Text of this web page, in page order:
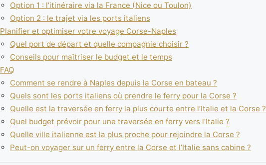
Option 1 : l’itinéraire via la France (Nice ou Toulon)
Option 2 : le trajet via les ports italiens
Planifier et optimiser votre voyage Corse-Naples
Quel port de départ et quelle compagnie choisir ?
Conseils pour maîtriser le budget et le temps
FAQ
Comment se rendre à Naples depuis la Corse en bateau ?
Quels sont les ports italiens où prendre le ferry pour la Corse ?
Quelle est la traversée en ferry la plus courte entre l’Italie et la Corse ?
Quel budget prévoir pour une traversée en ferry vers l’Italie ?
Quelle ville italienne est la plus proche pour rejoindre la Corse ?
Peut-on voyager sur un ferry entre la Corse et l’Italie sans cabine ?